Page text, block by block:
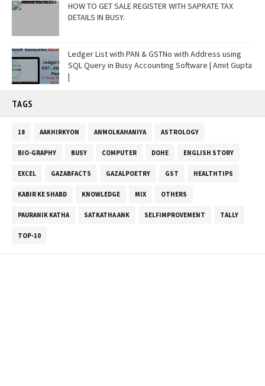
HOW TO GET SALE REGISTER WITH SAPRATE TAX
DETAILS IN BUSY.
Ledger List with PAN & GSTNo with Address using
SQL Query in Busy Accounting Software | Amit Gupta
|
TAGS
18 AAKHIRKYON ANMOLKAHANIYA ASTROLOGY
BIO-GRAPHY BUSY COMPUTER DOHE ENGLISH STORY
EXCEL GAZABFACTS GAZALPOETRY GST HEALTHTIPS
KABIR KE SHABD KNOWLEDGE MIX OTHERS
PAURANIK KATHA SATKATHA ANK SELFIMPROVEMENT TALLY
TOP-10